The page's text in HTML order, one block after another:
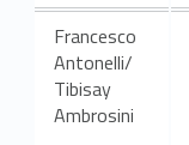
Francesco
Antonelli/
Tibisay
Ambrosini